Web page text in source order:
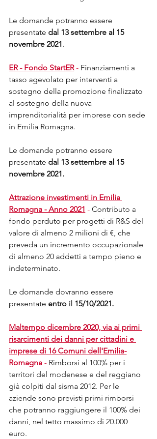
Le domande potranno essere
presentate dal 13 settembre al 15
novembre 2021.
ER - Fondo StartER - Finanziamenti a
tasso agevolato per interventi a
sostegno della promozione finalizzato
al sostegno della nuova
imprenditorialità per imprese con sede
in Emilia Romagna.
Le domande potranno essere
presentate dal 13 settembre al 15
novembre 2021.
Attrazione investimenti in Emilia
Romagna - Anno 2021 - Contributo a
fondo perduto per progetti di R&S del
valore di almeno 2 milioni di €, che
preveda un incremento occupazionale
di almeno 20 addetti a tempo pieno e
indeterminato.
Le domande dovranno essere
presentate entro il 15/10/2021.
Maltempo dicembre 2020, via ai primi
risarcimenti dei danni per cittadini e
imprese di 16 Comuni dell'Emilia-
Romagna - Rimborsi al 100% per i
territori del modenese e del reggiano
già colpiti dal sisma 2012. Per le
aziende sono previsti primi rimborsi
che potranno raggiungere il 100% dei
danni, nel tetto massimo di 20.000
euro.